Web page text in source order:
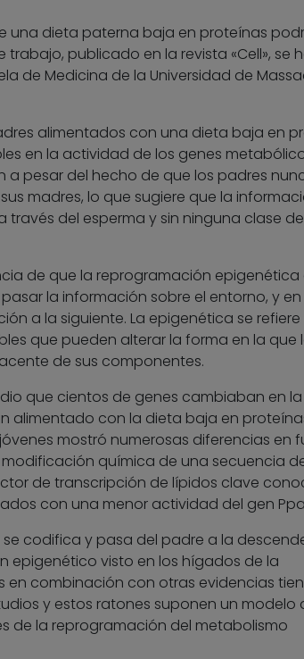
una dieta paterna baja en proteínas
publicado en la revista «Cell», se
de Medicina de la Universidad de
alimentados con una dieta baja en
en la actividad de los genes
a pesar del hecho de que los padres
madres, lo que sugiere que la
del esperma y sin ninguna clase de
de que la reprogramación epigenética
la información sobre el entorno, y en
a la siguiente. La epigenética se refiere
que pueden alterar la forma en la que
de sus componentes.
que cientos de genes cambiaban en la
alimentado con la dieta baja en
mostró numerosas diferencias en
química de una secuencia
de transcripción de lípidos clave
con una menor actividad del gen
codifica y pasa del padre a la
epigenético visto en los hígados de la
en combinación con otras evidencias
y estos ratones suponen un modelo
de la reprogramación del metabolismo